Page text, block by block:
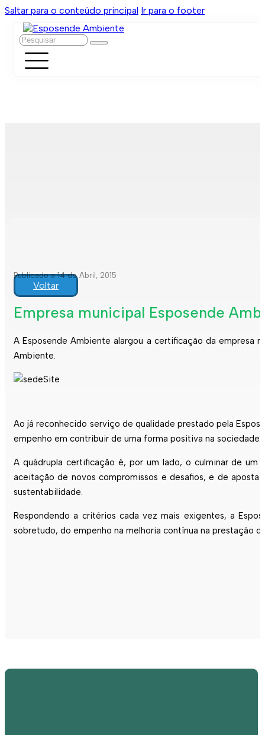
Saltar para o conteúdo principal Ir para o footer
Pesquisar
Publicado a 14 de Abril, 2015
Voltar
Empresa municipal Esposende
A Esposende Ambiente alargou a certificação da empresa
Ambiente.
Ao já reconhecido serviço de qualidade prestado pela
empenho em contribuir de uma forma positiva na sociedade
A quádrupla certificação é, por um lado, o culminar de
aceitação de novos compromissos e desafios, e de
sustentabilidade.
Respondendo a critérios cada vez mais exigentes, a
sobretudo, do empenho na melhoria contínua na prestação